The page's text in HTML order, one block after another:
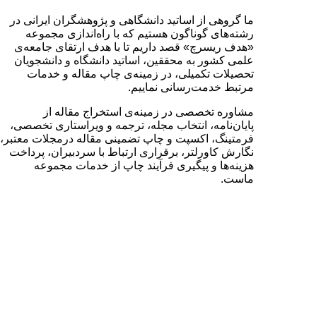
ما گروهی از اساتید دانشگاهی و پژوهشگران ایرانی در
رشته‌های گوناگون هستیم که با راه‌اندازی مجموعه
«هدف ریسرچ» قصد داریم تا با هدف ارتقای جامعه‌ی
علمی کشور به محققین، اساتید دانشگاه و دانشجویان
تحصیلات تکمیلی، در زمینه‌ی چاپ مقاله و خدمات
مرتبط خدمت‌رسانی نماییم.
مشاوره تخصصی در زمینه‌ی استخراج مقاله از
پایان‌نامه، انتخاب مجله، ترجمه و ویراستاری تخصصی،
فرمتینگ، اکسپت و چاپ تضمینی مقاله درمجلات معتبر،
نگارش کاورلتر، برقراری ارتباط با سردبیران، پرداخت
هزینه‌ها و پیگیری فرآیند چاپ از خدمات مجموعه
ماست.